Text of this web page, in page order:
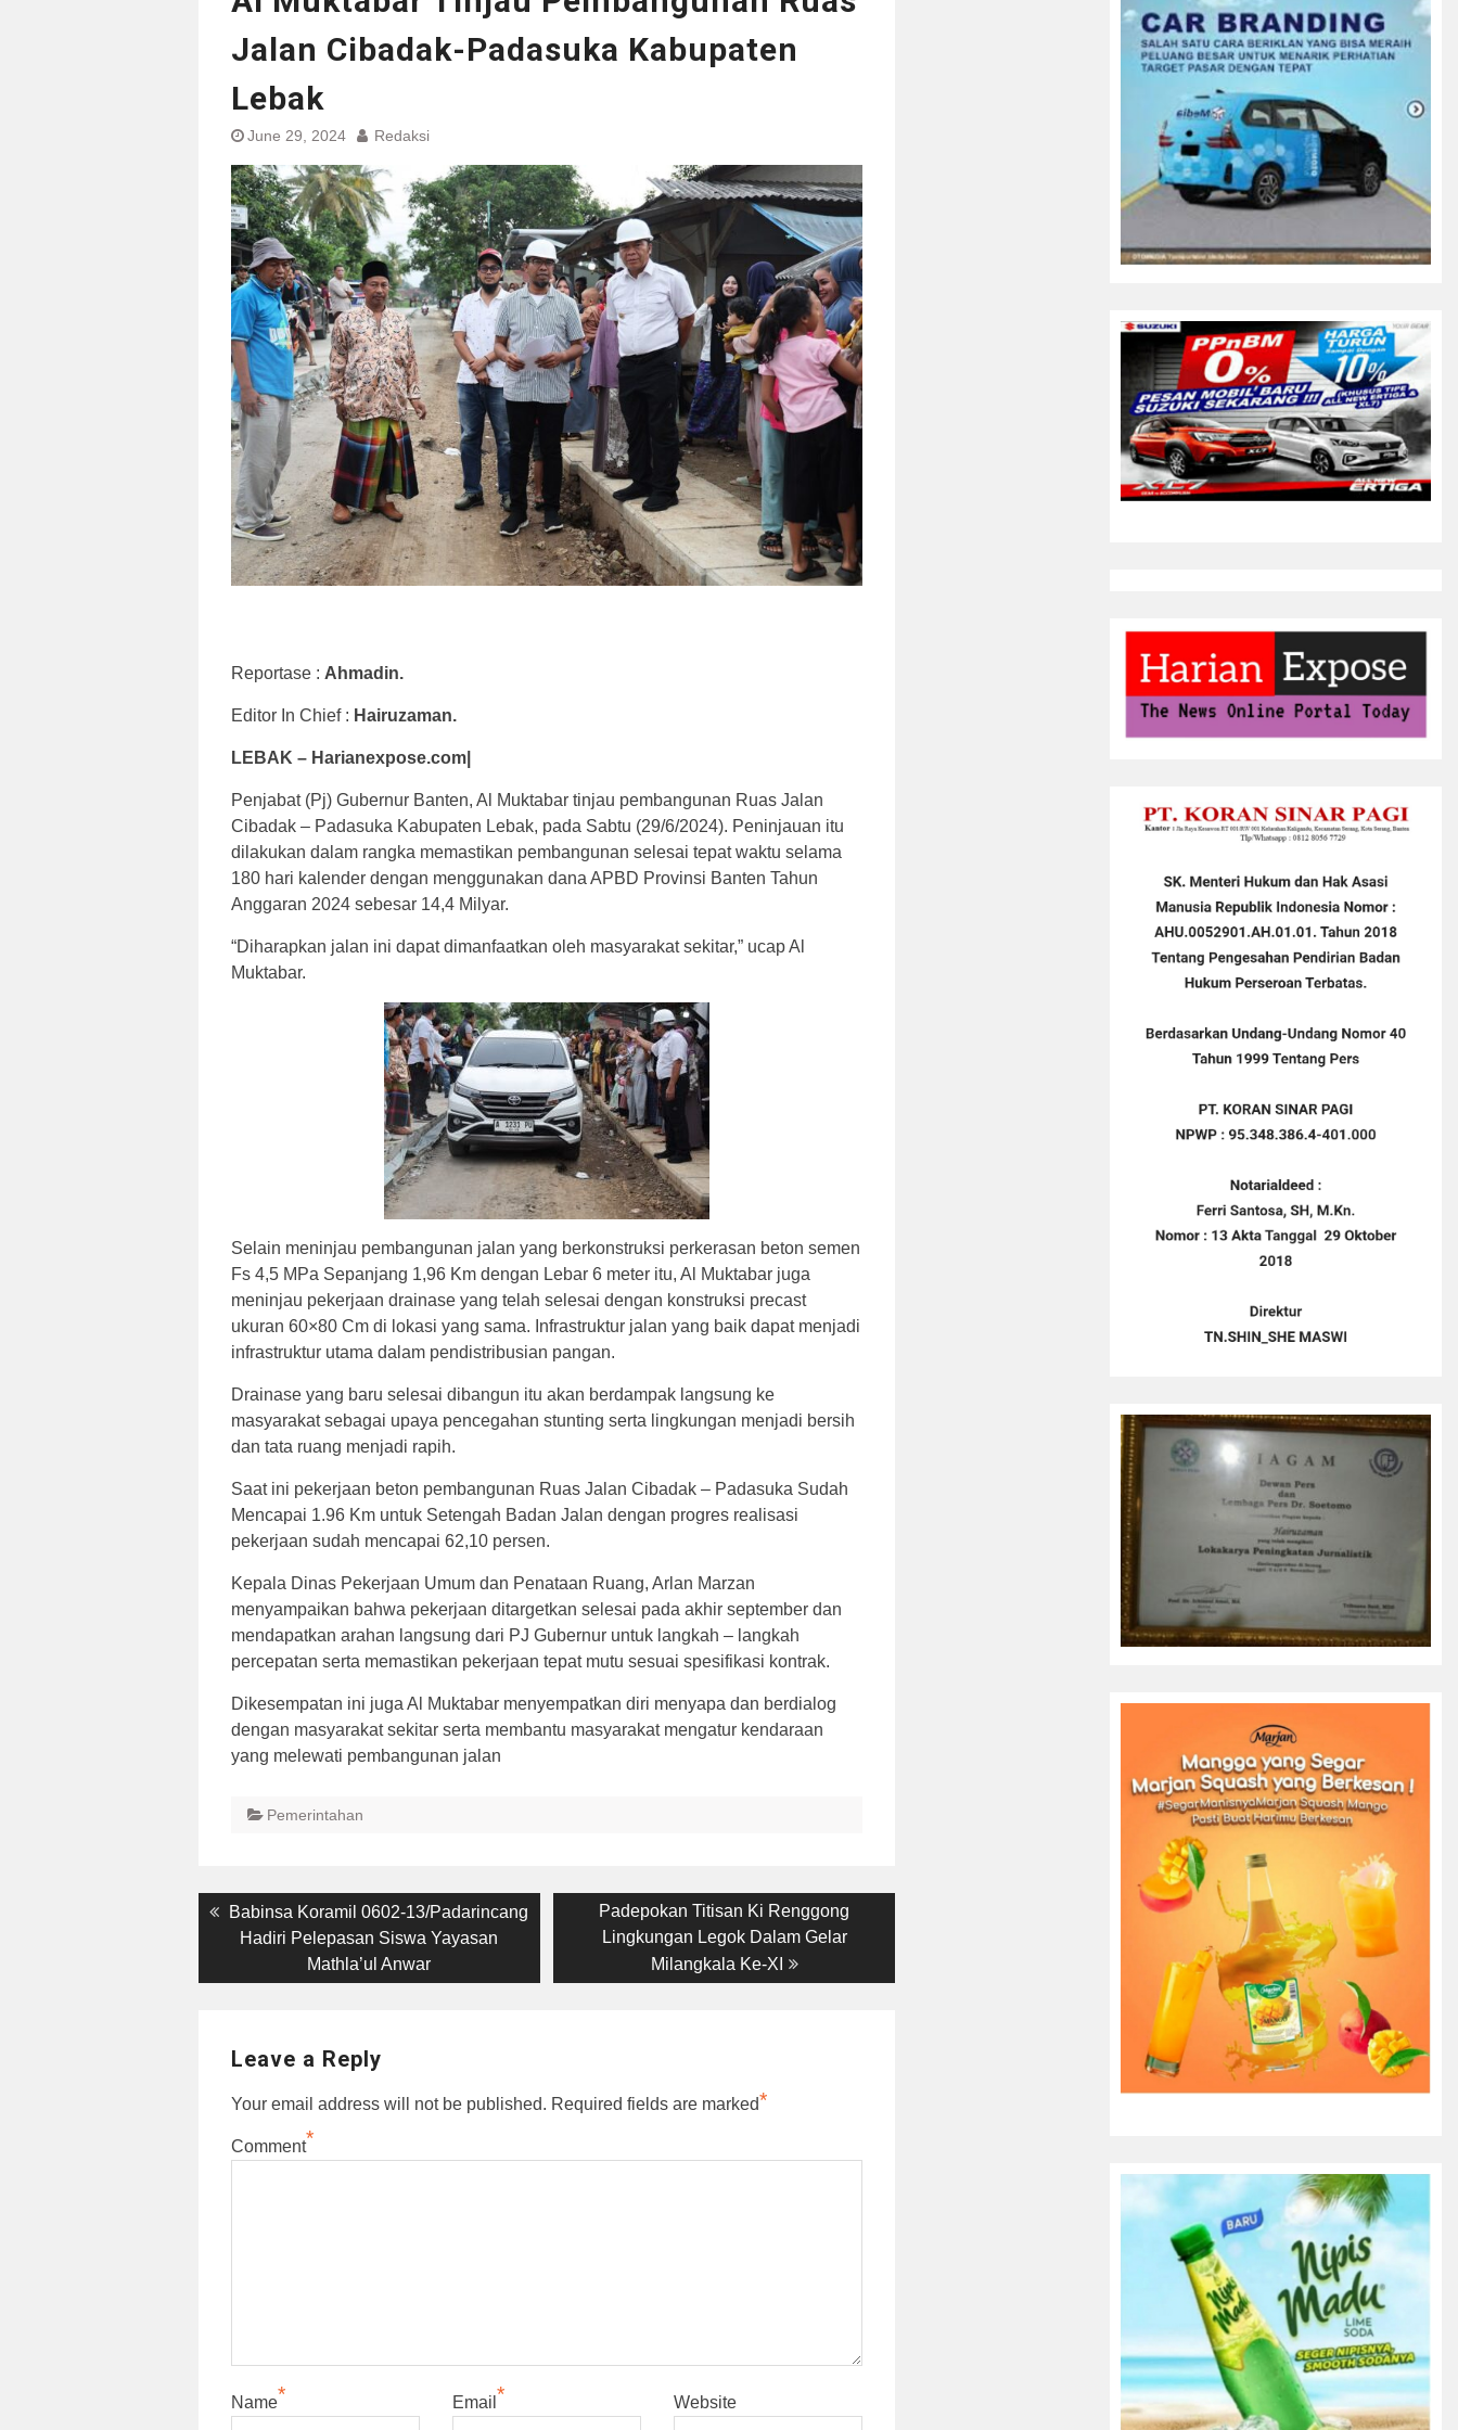
Jalan Cibadak-Padasuka Kabupaten
Lebak
June 29, 2024 Redaksi
Reportase : Ahmadin.
Editor In Chief : Hairuzaman.
LEBAK – Harianexpose.com|
Penjabat (Pj) Gubernur Banten, Al Muktabar tinjau pembangunan Ruas Jalan
Cibadak – Padasuka Kabupaten Lebak, pada Sabtu (29/6/2024). Peninjauan itu
dilakukan dalam rangka memastikan pembangunan selesai tepat waktu selama
180 hari kalender dengan menggunakan dana APBD Provinsi Banten Tahun
Anggaran 2024 sebesar 14,4 Milyar.
“Diharapkan jalan ini dapat dimanfaatkan oleh masyarakat sekitar,” ucap Al
Muktabar.
Selain meninjau pembangunan jalan yang berkonstruksi perkerasan beton semen
Fs 4,5 MPa Sepanjang 1,96 Km dengan Lebar 6 meter itu, Al Muktabar juga
meninjau pekerjaan drainase yang telah selesai dengan konstruksi precast
ukuran 60×80 Cm di lokasi yang sama. Infrastruktur jalan yang baik dapat menjadi
infrastruktur utama dalam pendistribusian pangan.
Drainase yang baru selesai dibangun itu akan berdampak langsung ke
masyarakat sebagai upaya pencegahan stunting serta lingkungan menjadi bersih
dan tata ruang menjadi rapih.
Saat ini pekerjaan beton pembangunan Ruas Jalan Cibadak – Padasuka Sudah
Mencapai 1.96 Km untuk Setengah Badan Jalan dengan progres realisasi
pekerjaan sudah mencapai 62,10 persen.
Kepala Dinas Pekerjaan Umum dan Penataan Ruang, Arlan Marzan
menyampaikan bahwa pekerjaan ditargetkan selesai pada akhir september dan
mendapatkan arahan langsung dari PJ Gubernur untuk langkah – langkah
percepatan serta memastikan pekerjaan tepat mutu sesuai spesifikasi kontrak.
Dikesempatan ini juga Al Muktabar menyempatkan diri menyapa dan berdialog
dengan masyarakat sekitar serta membantu masyarakat mengatur kendaraan
yang melewati pembangunan jalan
Pemerintahan
Post
navigation
Previous
post:
Babinsa Koramil 0602-13/Padarincang
Hadiri Pelepasan Siswa Yayasan
Mathla’ul Anwar
Next
post:
Padepokan Titisan Ki Renggong
Lingkungan Legok Dalam Gelar
Milangkala Ke-XI
Leave a Reply
Your email address will not be published. Required fields are marked*
Comment*
Name* Email * Website